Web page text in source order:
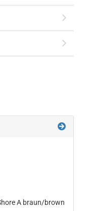
A braun/brown